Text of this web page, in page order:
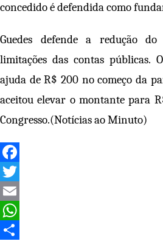
concedido é defendida como
Guedes defende a redução
limitações das contas públicas.
ajuda de R$ 200 no começo da
aceitou elevar o montante para
Congresso.(Notícias ao Minuto)
Facebook
Twitter
Email
WhatsApp